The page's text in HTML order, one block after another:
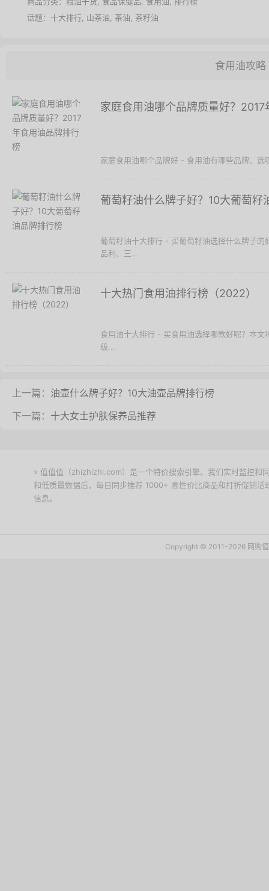
话题： 十大排行 山茶油 茶油 茶籽油
食用油攻略
家庭食用油哪个品牌质量好？
家庭食用油哪个品牌好 - 食用油有哪些品牌、
葡萄籽油什么牌子好？10大葡萄籽
葡萄籽油十大排行 - 买葡萄籽油选择什么牌子
品利、三...
十大热门食用油排行榜（2022）
食用油十大排行 - 买食用油选择哪款好呢？本
级...
上一篇： 油壶什么牌子好？10大油壶品牌排行榜
下一篇： 十大女士护肤保养品推荐
» 值值值（zhizhizhi.com）是一个特价搜索引擎。我们实时监控和
和低质量数据后，每日同步推荐 1000+ 高性价比商品和打折促销
信息。
Copyright © 2011-2026 网购